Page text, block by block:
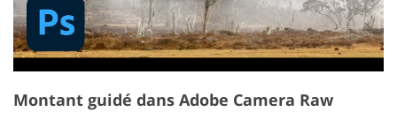
Montant guidé dans Adobe Camera Raw